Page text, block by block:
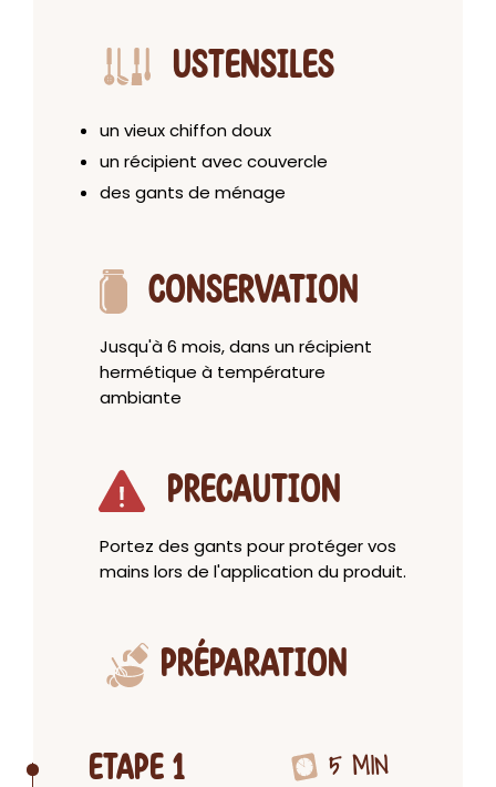
USTENSILES
un vieux chiffon doux
un récipient avec couvercle
des gants de ménage
CONSERVATION
Jusqu'à 6 mois, dans un récipient
hermétique à température
ambiante
PRECAUTION
Portez des gants pour protéger vos
mains lors de l'application du produit.
PRÉPARATION
ETAPE 1 5 MIN